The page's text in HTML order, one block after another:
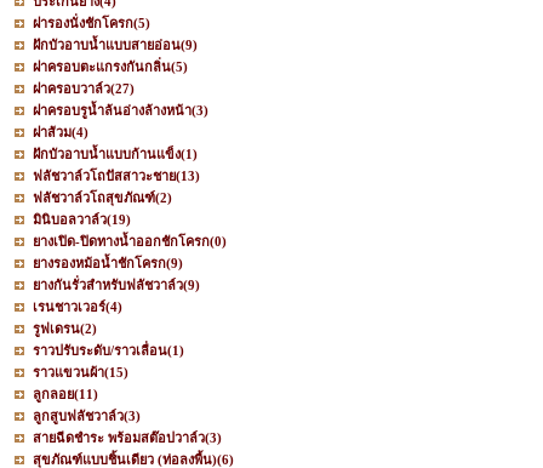
ฝารองนั่งชักโครก(5)
ฝักบัวอาบน้ำแบบสายอ่อน(9)
ฝาครอบตะแกรงกันกลิ่น(5)
ฝาครอบวาล์ว(27)
ฝาครอบรูน้ำล้นอ่างล้างหน้า(3)
ฝาส้วม(4)
ฝักบัวอาบน้ำแบบก้านแข็ง(1)
ฟลัชวาล์วโถปัสสาวะชาย(13)
ฟลัชวาล์วโถสุขภัณฑ์(2)
มินิบอลวาล์ว(19)
ยางเปิด-ปิดทางน้ำออกชักโครก(0)
ยางรองหม้อน้ำชักโครก(9)
ยางกันรั่วสำหรับฟลัชวาล์ว(9)
เรนชาวเวอร์(4)
รูฟเดรน(2)
ราวปรับระดับ/ราวเลื่อน(1)
ราวแขวนผ้า(15)
ลูกลอย(11)
ลูกสูบฟลัชวาล์ว(3)
สายฉีดชำระ พร้อมสต๊อปวาล์ว(3)
สุขภัณฑ์แบบชิ้นเดียว (ท่อลงพื้น)(6)